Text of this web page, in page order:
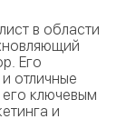
в области
Его
отличные
ключевым
и